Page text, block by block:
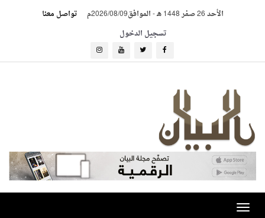
الأحد 26 صفر 1448 هـ -الموافق2026/08/09م
تواصل معنا
تسجيل الدخول
Toggle